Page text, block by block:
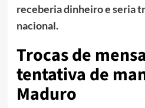
receberia dinheiro e seria
nacional.
Trocas de
tentativa de
Maduro